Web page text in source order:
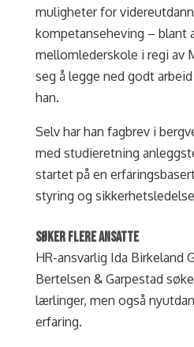
muligheter for
kompetanseheving – blant
mellomlederskole i regi av
seg å legge ned godt
han.
Selv har han fagbrev i
med studieretning
startet på en
styring og
SØKER FLERE ANSATTE
HR-ansvarlig Ida Birkeland
Bertelsen & Garpestad
lærlinger, men også
erfaring.